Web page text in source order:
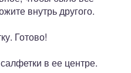
внутрь другого.
Готово!
в ее центре.